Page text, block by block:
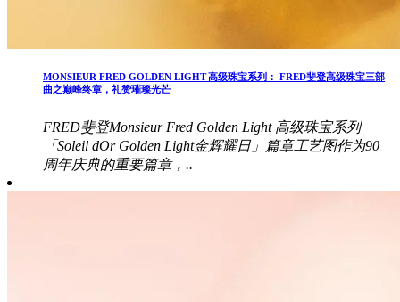
MONSIEUR FRED GOLDEN LIGHT 高级珠宝系列： FRED斐登高级珠宝三部
曲之巅峰终章，礼赞璀璨光芒
FRED斐登Monsieur Fred Golden Light 高级珠宝系列
「Soleil dOr Golden Light金辉耀日」篇章工艺图作为90
周年庆典的重要篇章，..